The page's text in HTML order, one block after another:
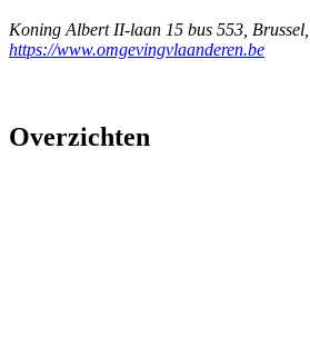
Koning Albert II-laan 15 bus 553 Brussel
https://www.omgevingvlaanderen.be
Overzichten